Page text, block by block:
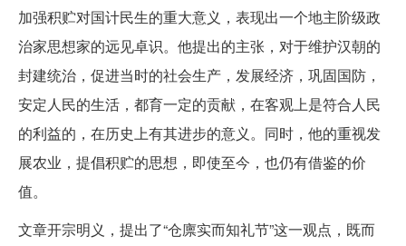
加强积贮对国计民生的重大意义，表现出一个地主阶级政
治家思想家的远见卓识。他提出的主张，对于维护汉朝的
封建统治，促进当时的社会生产，发展经济，巩固国防，
安定人民的生活，都育一定的贡献，在客观上是符合人民
的利益的，在历史上有其进步的意义。同时，他的重视发
展农业，提倡积贮的思想，即使至今，也仍有借鉴的价
值。
文章开宗明义，提出了“仓廪实而知礼节”这一观点，既而